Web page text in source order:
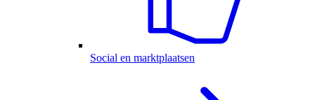
Social en marktplaatsen